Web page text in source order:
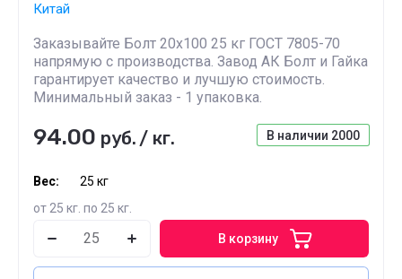
Китай
Заказывайте Болт 20х100 25 кг ГОСТ 7805-70
напрямую с производства. Завод АК Болт и Гайка
гарантирует качество и лучшую стоимость.
Минимальный заказ - 1 упаковка.
В наличии 2000
94.00 руб. / кг.
Вес:
25 кг
от 25 кг. по 25 кг.
В корзину